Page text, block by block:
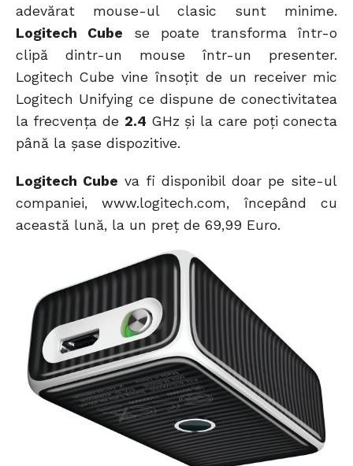
adevărat mouse-ul clasic sunt minime.
Logitech Cube se poate transforma într-o
clipă dintr-un mouse într-un presenter.
Logitech Cube vine însoțit de un receiver mic
Logitech Unifying ce dispune de conectivitatea
la frecvența de 2.4 GHz și la care poți conecta
până la șase dispozitive.
Logitech Cube va fi disponibil doar pe site-ul
companiei, www.logitech.com, începând cu
această lună, la un preț de 69,99 Euro.